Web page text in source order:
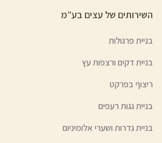
השירותים של עצים בע”מ
בניית פרגולות
בניית דקים ורצפות עץ
ריצוף בפרקט
בניית גגות רעפים
בניית גדרות ושערי אלומיניום